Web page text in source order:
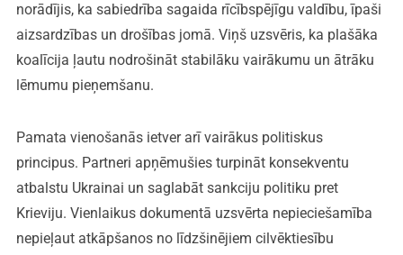
norādījis, ka sabiedrība sagaida rīcībspējīgu valdību, īpaši
aizsardzības un drošības jomā. Viņš uzsvēris, ka plašāka
koalīcija ļautu nodrošināt stabilāku vairākumu un ātrāku
lēmumu pieņemšanu.
Pamata vienošanās ietver arī vairākus politiskus
principus. Partneri apņēmušies turpināt konsekventu
atbalstu Ukrainai un saglabāt sankciju politiku pret
Krieviju. Vienlaikus dokumentā uzsvērta nepieciešamība
nepieļaut atkāpšanos no līdzšinējiem cilvēktiesību